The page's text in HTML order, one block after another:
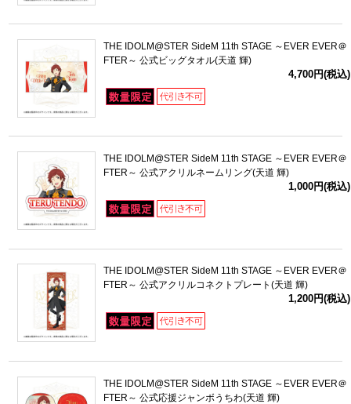
THE IDOLM@STER SideM 11th STAGE ～EVER EVER＠
FTER～ 公式ビッグタオル(天道 輝)
4,700円(税込)
THE IDOLM@STER SideM 11th STAGE ～EVER EVER＠
FTER～ 公式アクリルネームリング(天道 輝)
1,000円(税込)
THE IDOLM@STER SideM 11th STAGE ～EVER EVER＠
FTER～ 公式アクリルコネクトプレート(天道 輝)
1,200円(税込)
THE IDOLM@STER SideM 11th STAGE ～EVER EVER＠
FTER～ 公式応援ジャンボうちわ(天道 輝)